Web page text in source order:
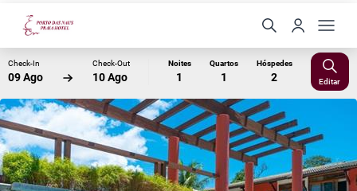
Check-In
09 Ago
Check-Out
10 Ago
Noites
1
Quartos
1
Hóspedes
2 Editar